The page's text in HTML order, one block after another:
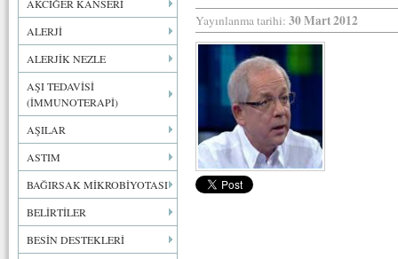
AKCİĞER KANSERİ
ALERJİ
ALERJİK NEZLE
AŞI TEDAVİSİ
(İMMUNOTERAPİ)
AŞILAR
ASTIM
BAĞIRSAK MİKROBİYOTASI
BELİRTİLER
BESİN DESTEKLERİ
Yayınlanma tarihi: 30 Mart 2012